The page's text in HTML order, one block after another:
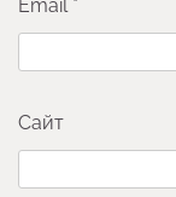
Email *
Сайт